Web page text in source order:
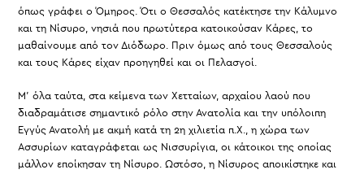
όπως γράφει ο Όμηρος. Ότι ο Θεσσαλός κατέκτησε την Κάλυμνο
και τη Νίσυρο, νησιά που πρωτύτερα κατοικούσαν Κάρες, το
μαθαίνουμε από τον Διόδωρο. Πριν όμως από τους Θεσσαλούς
και τους Κάρες είχαν προηγηθεί και οι Πελασγοί.
Μ’ όλα ταύτα, στα κείμενα των Χετταίων, αρχαίου λαού που
διαδραμάτισε σημαντικό ρόλο στην Ανατολία και την υπόλοιπη
Εγγύς Ανατολή με ακμή κατά τη 2η χιλιετία π.Χ., η χώρα των
Ασσυρίων καταγράφεται ως Νισσυρίγια, οι κάτοικοι της οποίας
μάλλον εποίκησαν τη Νίσυρο. Ωστόσο, η Νίσυρος αποικίστηκε και